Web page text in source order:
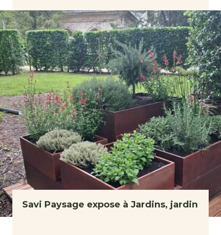
Savi Paysage expose à Jardins, jardin